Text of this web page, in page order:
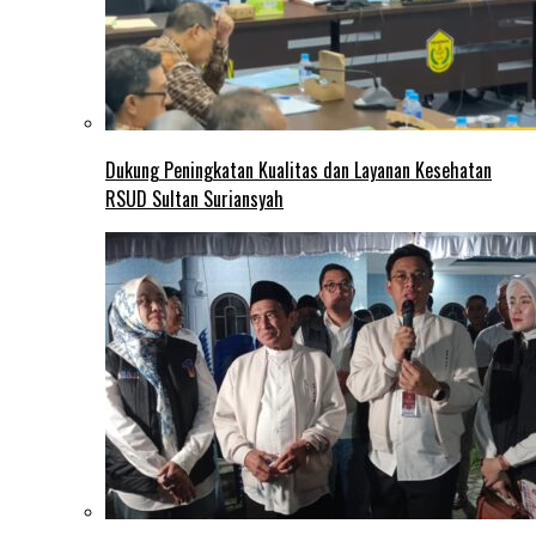
Dukung Peningkatan Kualitas dan Layanan Kesehatan
RSUD Sultan Suriansyah